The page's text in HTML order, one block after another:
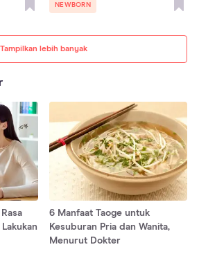
Tampilkan lebih banyak
NEWBORN
6 Manfaat Taoge untuk
Kesuburan Pria dan Wanita,
Menurut Dokter